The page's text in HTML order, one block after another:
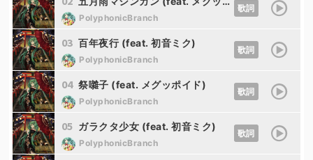
PolyphonicBranch
歌詞
03 百年夜行 (feat. 初音ミク)
PolyphonicBranch
歌詞
04 祭囃子 (feat. メグッポイド)
PolyphonicBranch
歌詞
05 ガラクタ少女 (feat. 初音ミク)
PolyphonicBranch
歌詞